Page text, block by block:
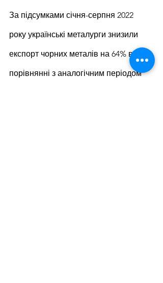
За підсумками січня-серпня 2022
року українські металурги знизили
експорт чорних металів на 64% в
порівнянні з аналогічним періодом